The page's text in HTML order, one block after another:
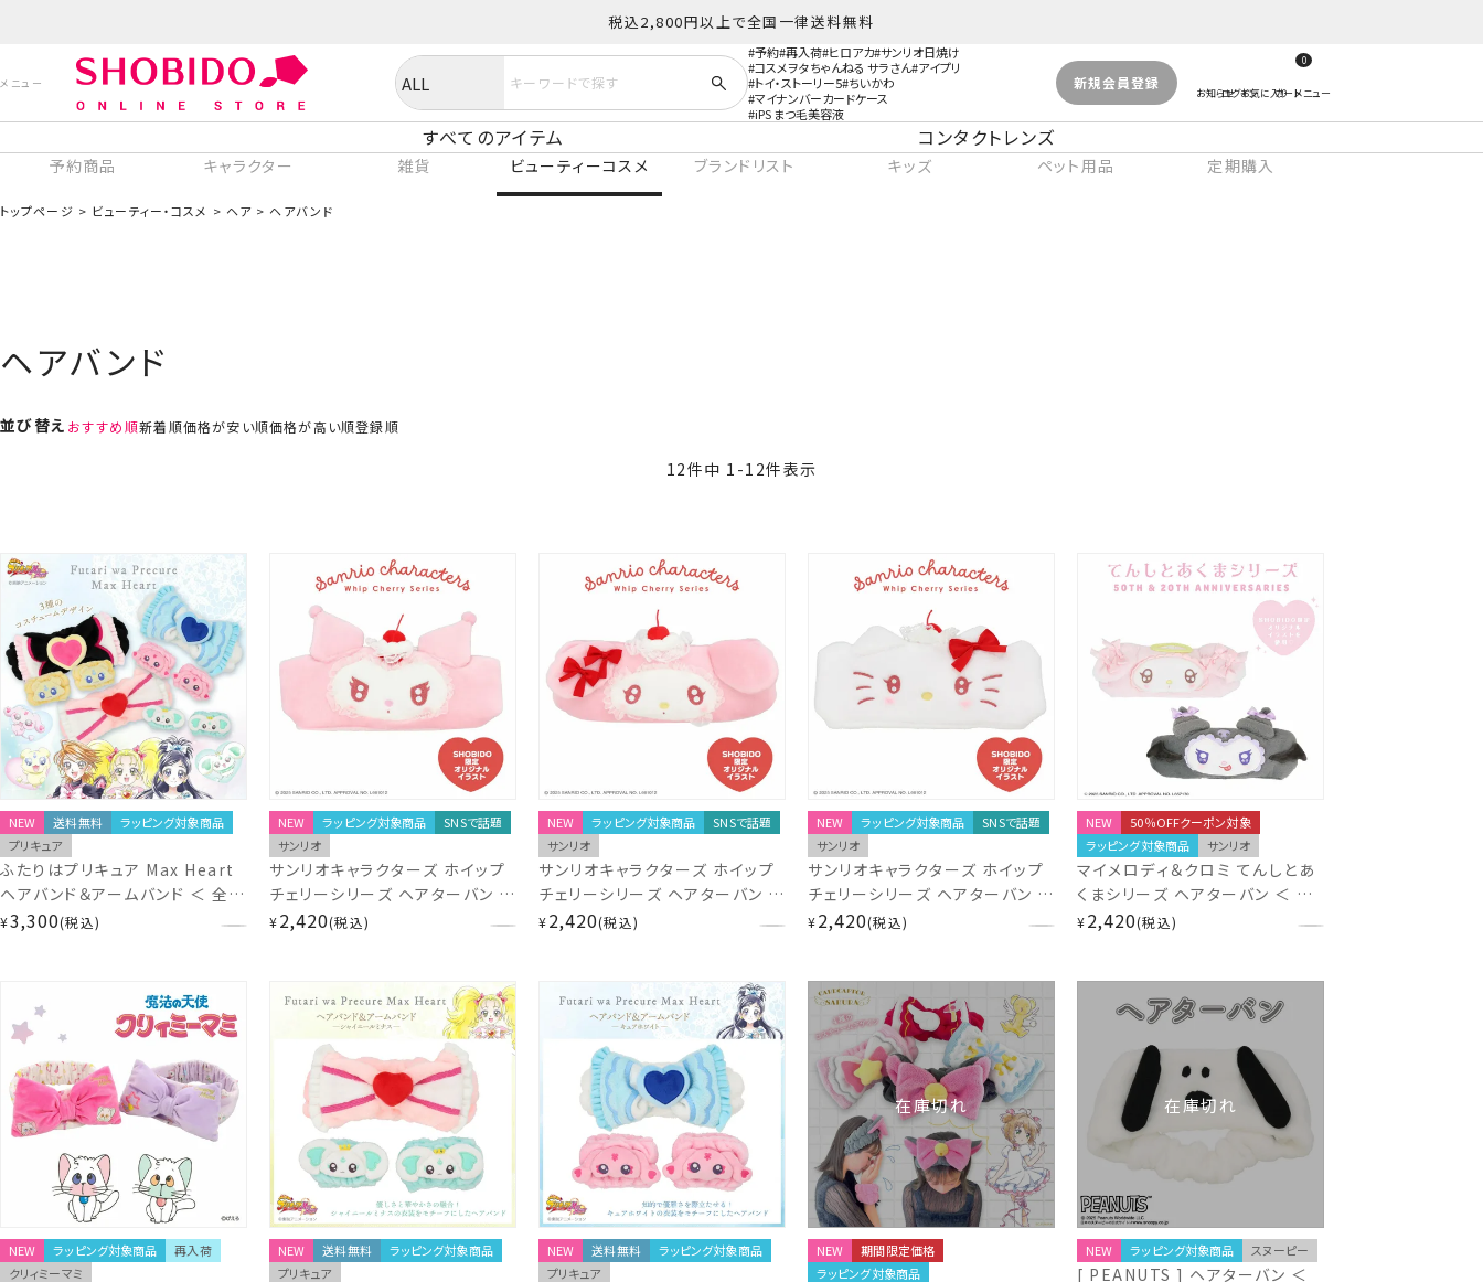
税込2,800円以上で全国一律送料無料
予約 再入荷 ヒロアカ サンリオ日焼け
コスメヲタちゃんねる サラさん アイプリ
トイ・ストーリー5 ちいかわ
マイナンバーカードケース
iPS まつ毛美容液
新規会員登録
0
すべてのアイテム コンタクトレンズ
予約商品 キャラクター 雑貨 ビューティーコスメ ブランドリスト キッズ ペット用品 定期購入
トップページ ビューティー・コスメ ヘア ヘアバンド
ヘアバンド
並び替え おすすめ順新着順価格が安い順価格が高い順登録順
12件中 1 -12件表示
NEW 送料無料
ラッピング対象商品
プリキュア
ふたりはプリキュア Max Heart
ヘアバンド＆アームバンド ＜ 全3
種 ＞ 粧美堂 SHOBIDO
¥3,300 税込
NEW ラッピング対象商品
SNSで話題
サンリオ
サンリオキャラクターズ ホイップ
チェリーシリーズ ヘアターバン ＜
クロミ＞ SA56486
¥2,420 税込
NEW ラッピング対象商品
SNSで話題
サンリオ
サンリオキャラクターズ ホイップ
チェリーシリーズ ヘアターバン ＜
マイメロディ＞ MM56485
¥2,420 税込
NEW ラッピング対象商品
SNSで話題
サンリオ
サンリオキャラクターズ ホイップ
チェリーシリーズ ヘアターバン ＜
ハローキティ＞ KT56484
¥2,420 税込
NEW
50％OFFクーポン対象
ラッピング対象商品
サンリオ
マイメロディ＆クロミ てんしとあ
くまシリーズ ヘアターバン ＜ マ
イメロディ / クロミ ＞ サンリオ
¥2,420 税込
NEW ラッピング対象商品
再入荷
クリィミーマミ
NEW 送料無料
ラッピング対象商品
プリキュア
NEW 送料無料
ラッピング対象商品
プリキュア
在庫切れ
NEW
期間限定価格
ラッピング対象商品
在庫切れ
NEW ラッピング対象商品 スヌーピー
[ PEANUTS ] ヘアターバン ＜